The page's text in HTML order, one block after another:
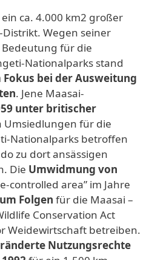
ca. 4.000 km2 großer
Wegen seiner
für die
Nationalparks stand
bei der Ausweitung
. Jene Maasai-
unter britischer
Umsiedlungen für die
Nationalparks betroffen
zu dort ansässigen
Die Umwidmung von
controlled area” im Jahre
Folgen für die Maasai –
Conservation Act
Weidewirtschaft betreiben.
Nutzungsrechte